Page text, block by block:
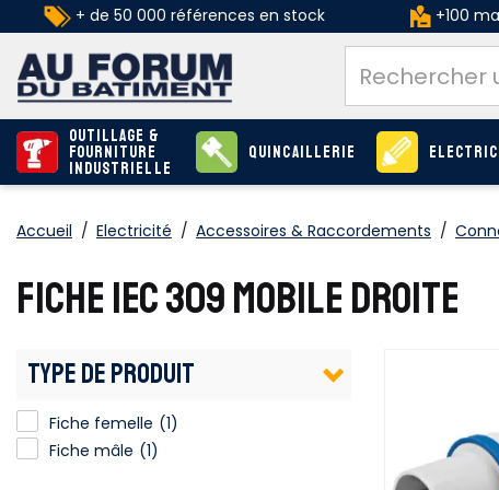
+ de 50 000 références en stock +100
Outillage &
Fourniture
industrielle
Quincaillerie
Accueil / Electricité / Accessoires & Raccordements /
FICHE IEC 309 MOBILE DROITE
TYPE DE PRODUIT
Fiche femelle (1)
Fiche mâle (1)